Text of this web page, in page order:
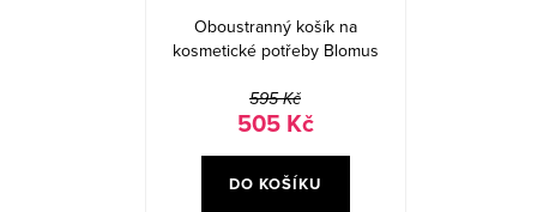
Oboustranný košík na
kosmetické potřeby Blomus
595 Kč
505 Kč
DO KOŠÍKU